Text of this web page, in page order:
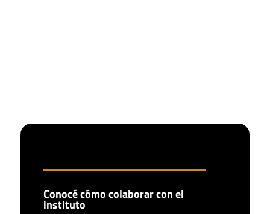
Conocé cómo colaborar con el
instituto